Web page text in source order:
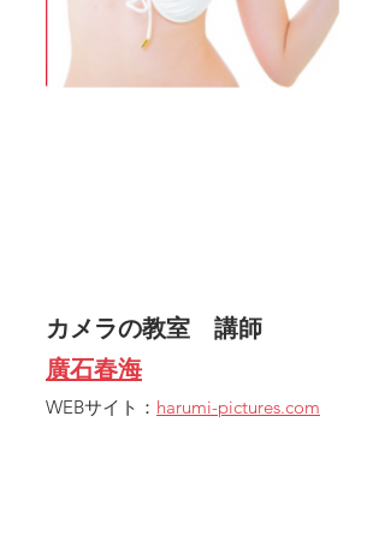
カメラの教室　講師
廣石春海
WEBサイト： harumi-pictures.com